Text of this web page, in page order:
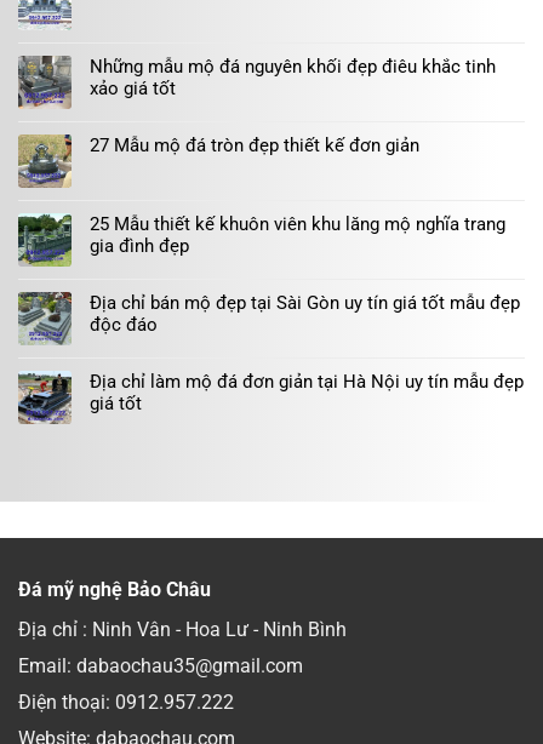
Những mẫu mộ đá nguyên khối đẹp điêu khắc tinh
xảo giá tốt
27 Mẫu mộ đá tròn đẹp thiết kế đơn giản
25 Mẫu thiết kế khuôn viên khu lăng mộ nghĩa trang
gia đình đẹp
Địa chỉ bán mộ đẹp tại Sài Gòn uy tín giá tốt mẫu đẹp
độc đáo
Địa chỉ làm mộ đá đơn giản tại Hà Nội uy tín mẫu đẹp
giá tốt
Đá mỹ nghệ Bảo Châu
Địa chỉ : Ninh Vân - Hoa Lư - Ninh Bình
Email: dabaochau35@gmail.com
Điện thoại: 0912.957.222
Website: dabaochau.com